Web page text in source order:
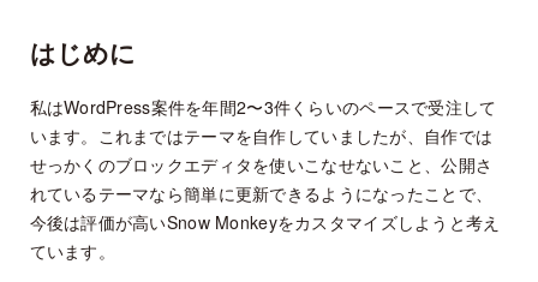
はじめに
私はWordPress案件を年間2〜3件くらいのペースで受注して
います。これまではテーマを自作していましたが、自作では
せっかくのブロックエディタを使いこなせないこと、公開さ
れているテーマなら簡単に更新できるようになったことで、
今後は評価が高いSnow Monkeyをカスタマイズしようと考え
ています。